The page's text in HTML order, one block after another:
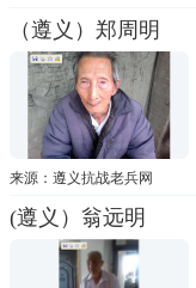
（遵义）郑周明
来源：遵义抗战老兵网
(遵义）翁远明